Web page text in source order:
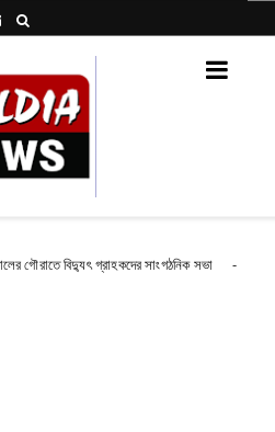
বিদ্যুৎ গ্রাহকদের সাংগঠনিক সভা Contact